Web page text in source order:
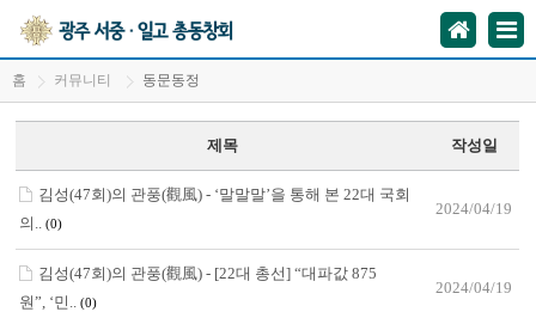
홈 커뮤니티 동문동정
제목 작성일
김성(47회)의 관풍(觀風) - ‘말말말’을 통해 본 22대 국회
의..(0)
2024/04/19
김성(47회)의 관풍(觀風) - [22대 총선] “대파값 875
원”, ‘민..(0)
2024/04/19